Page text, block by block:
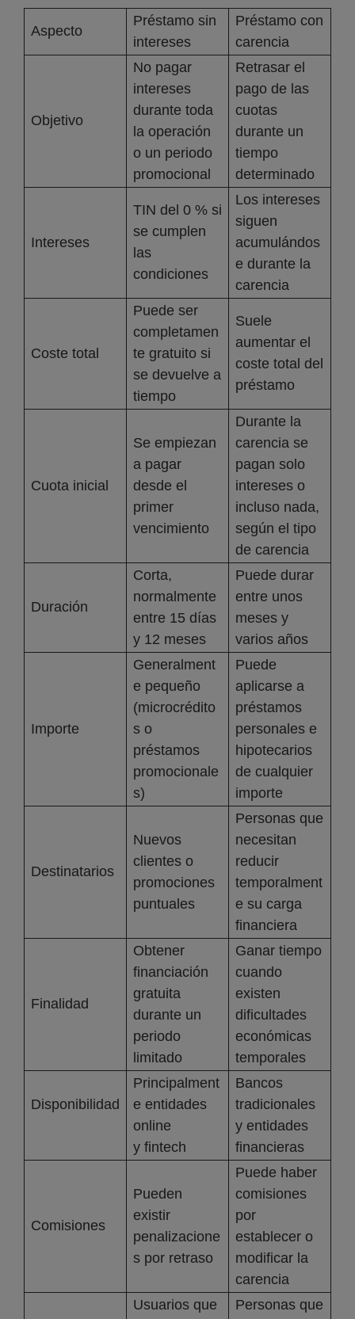
Aspecto
Préstamo sin
intereses
Préstamo con
carencia
Objetivo
No pagar
intereses
durante toda
la operación
o un periodo
promocional
Retrasar el
pago de las
cuotas
durante un
tiempo
determinado
Intereses
TIN del 0 % si
se cumplen
las
condiciones
Los intereses
siguen
acumulándos
e durante la
carencia
Coste total
Puede ser
completamen
te gratuito si
se devuelve a
tiempo
Suele
aumentar el
coste total del
préstamo
Cuota inicial
Se empiezan
a pagar
desde el
primer
vencimiento
Durante la
carencia se
pagan solo
intereses o
incluso nada,
según el tipo
de carencia
Duración
Corta,
normalmente
entre 15 días
y 12 meses
Puede durar
entre unos
meses y
varios años
Importe
Generalment
e pequeño
(microcrédito
s o
préstamos
promocionale
s)
Puede
aplicarse a
préstamos
personales e
hipotecarios
de cualquier
importe
Destinatarios
Nuevos
clientes o
promociones
puntuales
Personas que
necesitan
reducir
temporalment
e su carga
financiera
Finalidad
Obtener
financiación
gratuita
durante un
periodo
limitado
Ganar tiempo
cuando
existen
dificultades
económicas
temporales
Disponibilidad
Principalment
e entidades
online
y fintech
Bancos
tradicionales
y entidades
financieras
Comisiones
Pueden
existir
penalizacione
s por retraso
Puede haber
comisiones
por
establecer o
modificar la
carencia
Usuarios que
Personas que